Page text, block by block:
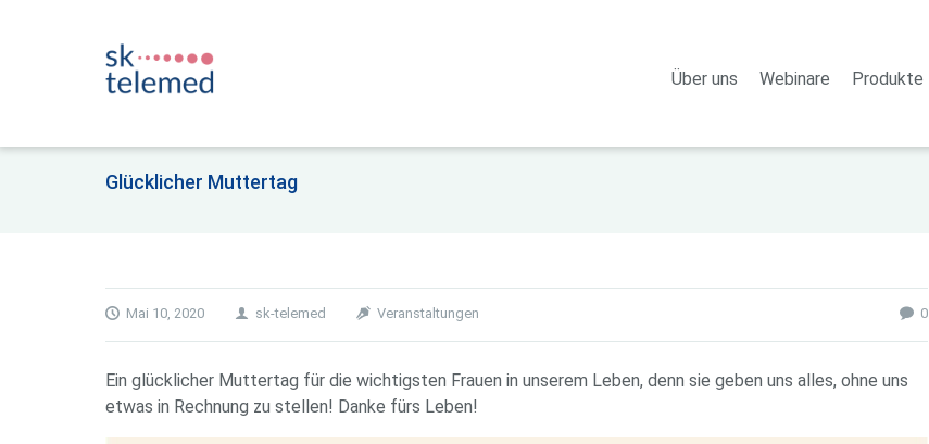
Über uns Webinare Produkte
Glücklicher Muttertag
Mai 10, 2020 sk-telemed Veranstaltungen 0
Ein glücklicher Muttertag für die wichtigsten Frauen in unserem Leben, denn sie geben uns alles, ohne uns
etwas in Rechnung zu stellen! Danke fürs Leben!